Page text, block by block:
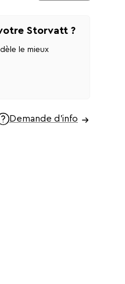
Storvatt ?
le mieux
Demande d'info